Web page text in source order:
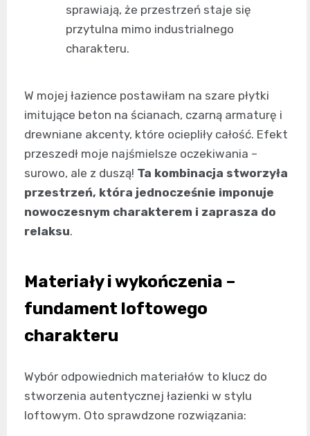
sprawiają, że przestrzeń staje się
przytulna mimo industrialnego
charakteru.
W mojej łazience postawiłam na szare płytki
imitujące beton na ścianach, czarną armaturę i
drewniane akcenty, które ociepliły całość. Efekt
przeszedł moje najśmielsze oczekiwania –
surowo, ale z duszą! Ta kombinacja stworzyła
przestrzeń, która jednocześnie imponuje
nowoczesnym charakterem i zaprasza do
relaksu.
Materiały i wykończenia –
fundament loftowego
charakteru
Wybór odpowiednich materiałów to klucz do
stworzenia autentycznej łazienki w stylu
loftowym. Oto sprawdzone rozwiązania: